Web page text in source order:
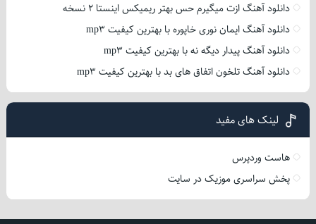
دانلود آهنگ ازت میگیرم حس بهتر ریمیکس اینستا 2 نسخه
دانلود آهنگ ایمان نوری خاپوره با بهترین کیفیت mp3
دانلود آهنگ پیدار دیگه نه با بهترین کیفیت mp3
دانلود آهنگ تلخون اتفاق های بد با بهترین کیفیت mp3
لینک های مفید
هاست وردپرس
پخش سراسری موزیک در سایت